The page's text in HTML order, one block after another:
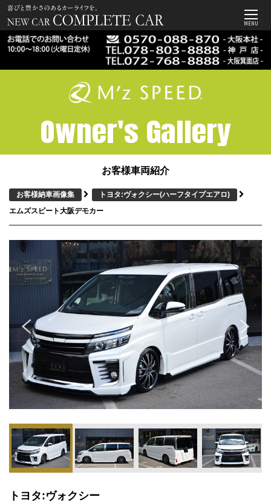
MENU
Owner's Gallery
お客様車両紹介
お客様納車画像集 トヨタ:ヴォクシー(ハーフタイプエアロ)
エムズスピート大阪デモカー
トヨタ:ヴォクシー